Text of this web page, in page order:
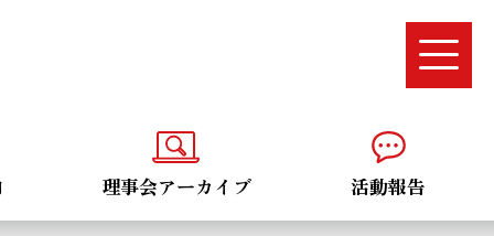
理事会アーカイブ 活動報告